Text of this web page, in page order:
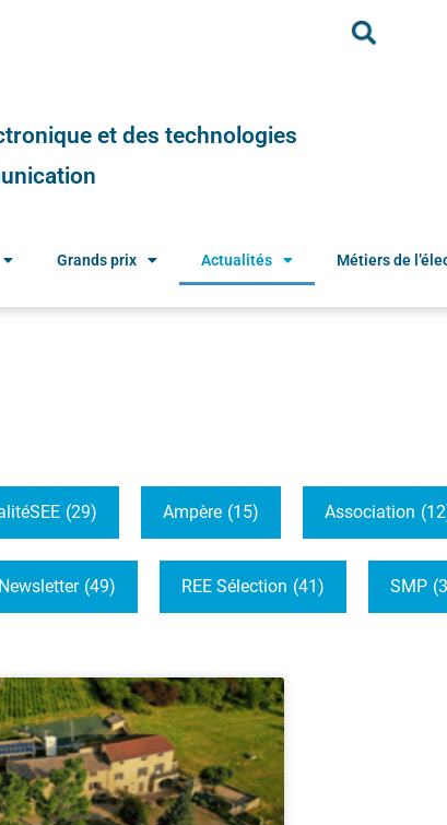
et des technologies
Grands prix Actualités Métiers de
(29) Ampère (15) Association
Newsletter (49) REE Sélection (41) SMP